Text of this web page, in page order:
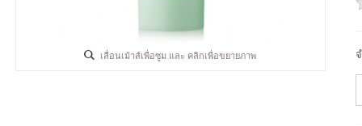
เลื่อนเม้าส์เพื่อซูม และ คลิกเพื่อขยายภาพ